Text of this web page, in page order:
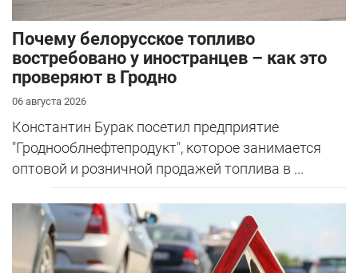
Почему белорусское топливо
востребовано у иностранцев – как это
проверяют в Гродно
06 августа 2026
Константин Бурак посетил предприятие
"Гроднооблнефтепродукт", которое занимается
оптовой и розничной продажей топлива в ...